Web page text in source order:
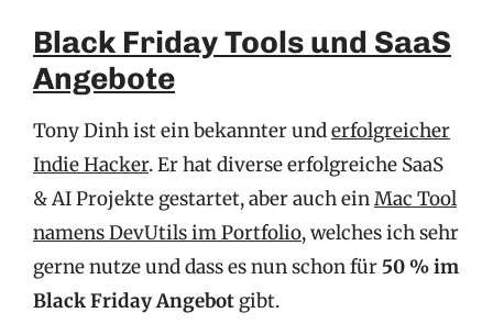
Black Friday Tools und SaaS
Angebote
Tony Dinh ist ein bekannter underfolgreicher
Indie Hacker. Er hat diverse erfolgreiche SaaS
& AI Projekte gestartet, aber auch einMac Tool
namens DevUtils im Portfolio, welches ich sehr
gerne nutze und dass es nun schon für 50 % im
Black Friday Angebot gibt.